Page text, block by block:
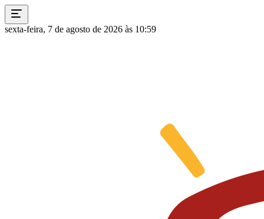
sexta-feira, 7 de agosto de 2026 às 10:59